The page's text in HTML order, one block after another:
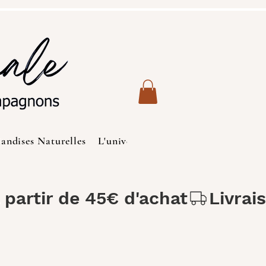
Naturelles L'univers des Chats